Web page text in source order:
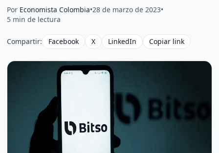
Por Economista Colombia•28 de marzo de 2023•
5 min de lectura
Compartir: Facebook X LinkedIn Copiar link